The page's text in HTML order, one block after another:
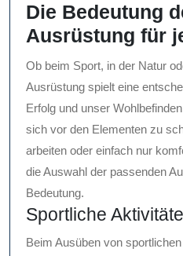
Die Bedeutung
Ausrüstung für
Ob beim Sport, in der Natur
Ausrüstung spielt eine
Erfolg und unser
sich vor den Elementen zu
arbeiten oder einfach nur
die Auswahl der passenden
Bedeutung.
Sportliche
Beim Ausüben von